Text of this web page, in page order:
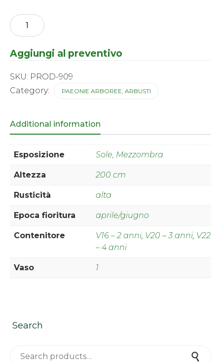
Paeonia
suffruticosa
(arborea)
Hakushin
Aggiungi al preventivo
SKU: PROD-909
Category:
PAEONIE ARBOREE, ARBUSTI
Additional information
Esposizione Sole, Mezzombra
Altezza 200 cm
Rusticità alta
Epoca fioritura aprile/giugno
Contenitore V16 – 2 anni, V20 – 3 anni, V22
– 4 anni
Vaso 1
Search